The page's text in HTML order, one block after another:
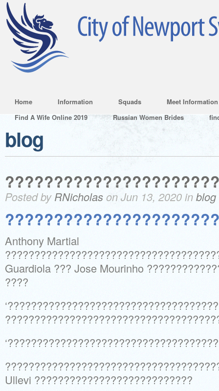
Home Information Squads
Meet Information
Find A Wife Online 2019
Russian Women Brides
blog
Posted byRNicholas on Jun 13, 2020 inblog
Anthony Martial
Guardiola ??? Jose Mourinho
????
Ullevi ???????????????????????????